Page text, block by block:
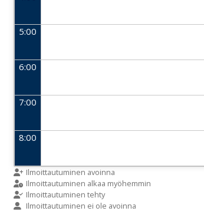
5:00
6:00
7:00
8:00
9:00
10:00
Ilmoittautuminen avoinna
Ilmoittautuminen alkaa myöhemmin
Ilmoittautuminen tehty
Ilmoittautuminen ei ole avoinna